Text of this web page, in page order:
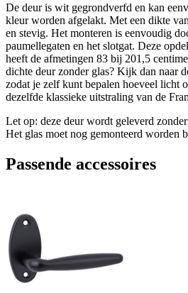
De deur is wit gegrondverfd en kan
kleur worden afgelakt. Met een dikte
en stevig. Het monteren is eenvoudig
paumellegaten en het slotgat. Deze
heeft de afmetingen 83 bij 201,5
dichte deur zonder glas? Kijk dan naar
zodat je zelf kunt bepalen hoeveel licht
dezelfde klassieke uitstraling van de
Let op: deze deur wordt geleverd
Het glas moet nog gemonteerd worden
Passende accessoires